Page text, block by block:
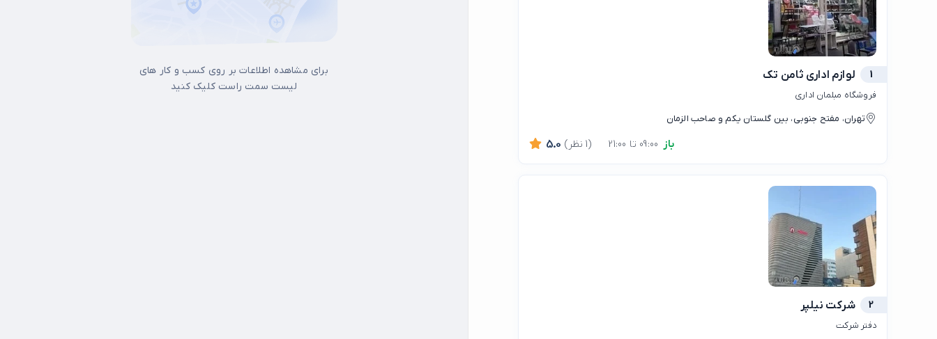
1 لوازم اداری ثامن تک
فروشگاه مبلمان اداری
تهران، مفتح جنوبی، بین گلستان یکم و صاحب الزمان
باز 5.0 (1 نظر)
2 شرکت نیلپر
دفتر شرکت
برای مشاهده اطلاعات بر روی کسب و کار های
لیست سمت راست کلیک کنید